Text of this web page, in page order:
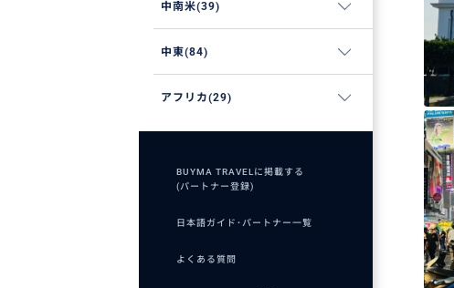
中南米(39)
中東(84)
アフリカ(29)
BUYMA TRAVELに掲載する
(パートナー登録)
日本語ガイド･パートナー一覧
よくある質問